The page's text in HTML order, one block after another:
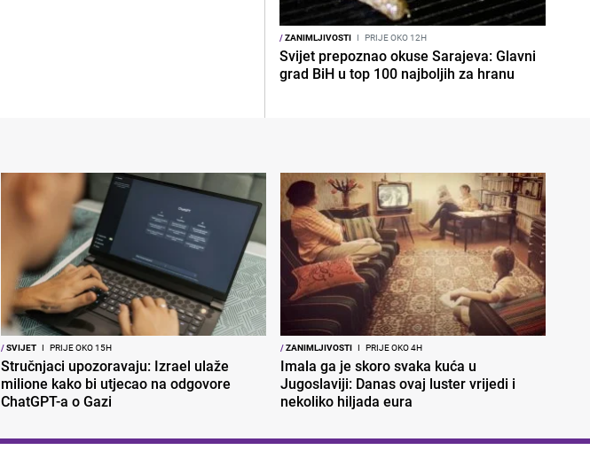
/ZANIMLJIVOSTI I PRIJE OKO 12H
Svijet prepoznao okuse Sarajeva: Glavni
grad BiH u top 100 najboljih za hranu
/SVIJET I PRIJE OKO 15H
Stručnjaci upozoravaju: Izrael ulaže
milione kako bi utjecao na odgovore
ChatGPT-a o Gazi
/ZANIMLJIVOSTI I PRIJE OKO 4H
Imala ga je skoro svaka kuća u
Jugoslaviji: Danas ovaj luster vrijedi i
nekoliko hiljada eura